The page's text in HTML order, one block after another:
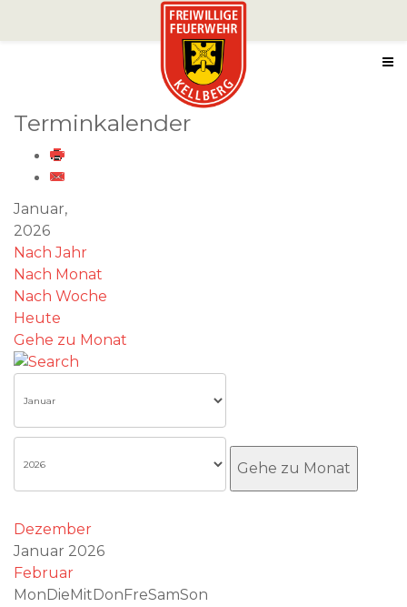
Terminkalender
Januar,
2026
Nach Jahr
Nach Monat
Nach Woche
Heute
Gehe zu Monat
Gehe zu Monat
Dezember
Januar 2026
Februar
MonDieMitDonFreSamSon